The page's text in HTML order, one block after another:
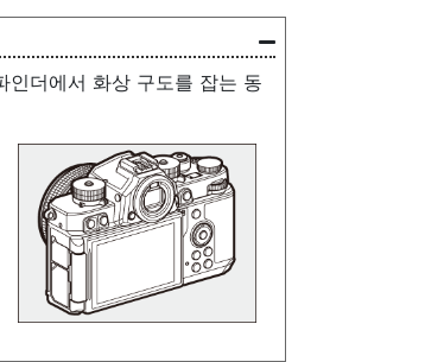
인더에서 화상 구도를 잡는 동